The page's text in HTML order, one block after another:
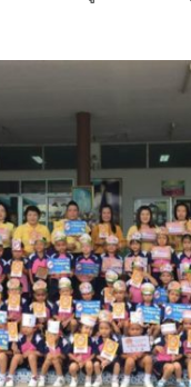
าวสารปี 2566 integrity
น
ย์บริการนักท่องเที่ยว เท
การ
ลัง